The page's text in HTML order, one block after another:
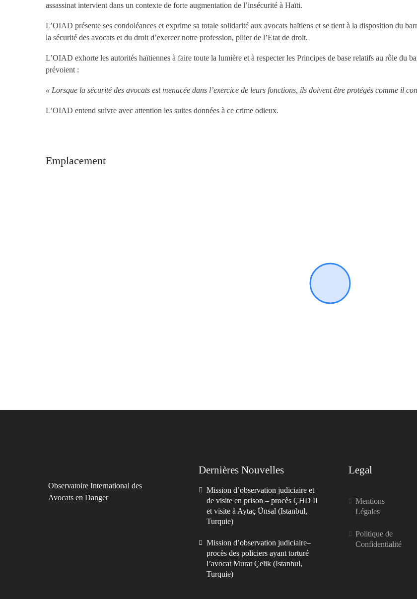
assassinat intervient dans un contexte de forte augmentation de l’insécurité à Haïti.
L’OIAD présente ses condoléances et exprime sa totale solidarité aux avocats haïtiens et se tient à la disposition du
la sécurité des avocats et du droit d’exercer notre profession, pilier de l’Etat de droit.
L’OIAD exhorte les autorités haïtiennes à faire toute la lumière et à respecter les Principes de base relatifs au rôle du
prévoient :
« Lorsque la sécurité des avocats est menacée dans l’exercice de leurs fonctions, ils doivent être protégés comme il
L’OIAD entend suivre avec attention les suites données à ce crime odieux.
Emplacement
Observatoire International des
Avocats en Danger
Dernières Nouvelles
Mission d’observation judiciaire et
de visite en prison – procès ÇHD II
et visite à Aytaç Ünsal (Istanbul,
Turquie)
Mission d’observation judiciaire–
procès des policiers ayant torturé
l’avocat Murat Çelik (Istanbul,
Turquie)
Legal
Mentions
Légales
Politique de
Confidentialité